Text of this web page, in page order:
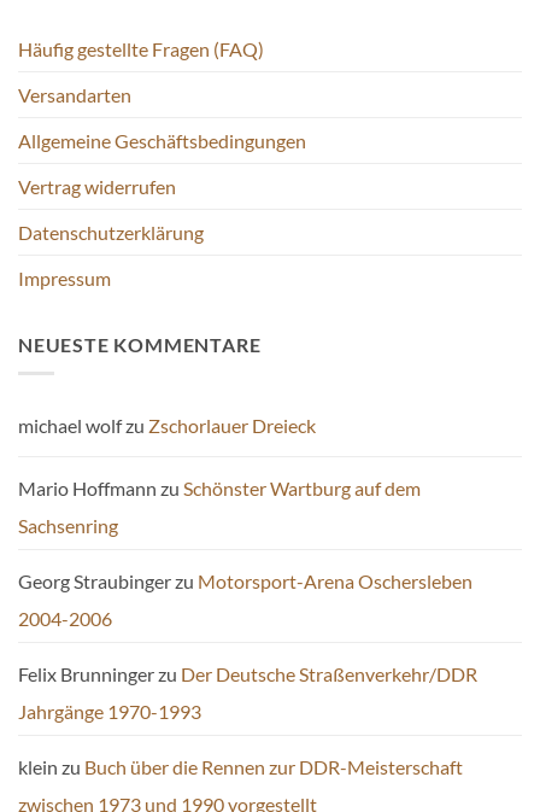
Häufig gestellte Fragen (FAQ)
Versandarten
Allgemeine Geschäftsbedingungen
Vertrag widerrufen
Datenschutzerklärung
Impressum
NEUESTE KOMMENTARE
michael wolfzu Zschorlauer Dreieck
Mario Hoffmann zu Schönster Wartburg auf dem
Sachsenring
Georg Straubingerzu Motorsport-Arena Oschersleben
2004-2006
Felix Brunningerzu Der Deutsche Straßenverkehr/DDR
Jahrgänge 1970-1993
klein zu Buch über die Rennen zur DDR-Meisterschaft
zwischen 1973 und 1990 vorgestellt